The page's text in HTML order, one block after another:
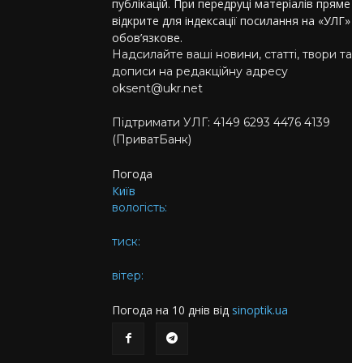
публікацій. При передруці матеріалів пряме
відкрите для індексації посилання на «УЛГ»
обов’язкове.
Надсилайте ваші новини, статті, твори та
дописи на редакційну адресу
oksent@ukr.net
Підтримати УЛГ: 4149 6293 4476 4139
(ПриватБанк)
Погода
Київ
вологість:
тиск:
вітер:
Погода на 10 днів від sinoptik.ua